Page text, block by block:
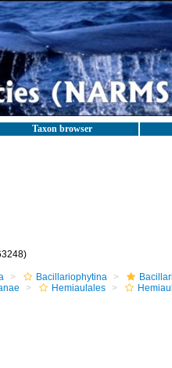
Taxon browser
Bacillariophytina
Hemiaulales